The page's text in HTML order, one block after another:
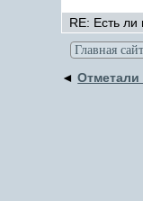
RE: Есть
Главная
◄